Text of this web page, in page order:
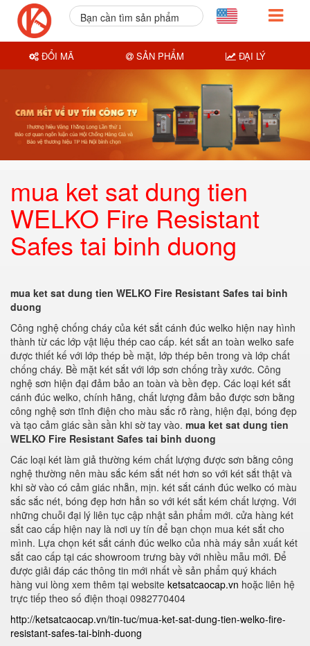
mua ket sat dung tien
WELKO Fire Resistant
Safes tai binh duong
mua ket sat dung tien WELKO Fire Resistant Safes tai binh
duong
Công nghệ chống cháy của két sắt cánh đúc welko hiện nay hình
thành từ các lớp vật liệu thép cao cấp. két sắt an toàn welko safe
được thiết kế với lớp thép bề mặt, lớp thép bên trong và lớp chất
chống cháy. Bề mặt két sắt với lớp sơn chống trầy xước. Công
nghệ sơn hiện đại đảm bảo an toàn và bền đẹp. Các loại két sắt
cánh đúc welko, chính hãng, chất lượng đảm bảo được sơn bằng
công nghệ sơn tĩnh điện cho màu sắc rõ ràng, hiện đại, bóng đẹp
và tạo cảm giác sần sần khi sờ tay vào. mua ket sat dung tien
WELKO Fire Resistant Safes tai binh duong
Các loại két làm giả thường kém chất lượng được sơn bằng công
nghệ thường nên màu sắc kém sắt nét hơn so với két sắt thật và
khi sờ vào có cảm giác nhẵn, mịn. két sắt cánh đúc welko có màu
sắc sắc nét, bóng đẹp hơn hẳn so với két sắt kém chất lượng. Với
những chuỗi đại lý liên tục cập nhật sản phẩm mới. cửa hàng két
sắt cao cấp hiện nay là nơi uy tín để bạn chọn mua két sắt cho
mình. Lựa chọn két sắt cánh đúc welko của nhà máy sản xuất két
sắt cao cấp tại các showroom trưng bày với nhiều mẫu mới. Để
được giải đáp các thông tin mới nhất về sản phẩm quý khách
hàng vui lòng xem thêm tại website ketsatcaocap.vn hoặc liên hệ
trực tiếp theo số điện thoại 0982770404
http://ketsatcaocap.vn/tin-tuc/mua-ket-sat-dung-tien-welko-fire-
resistant-safes-tai-binh-duong
Bạn cần tìm sản phẩm
ĐỔI MÃ SẢN PHẨM ĐẠI LÝ